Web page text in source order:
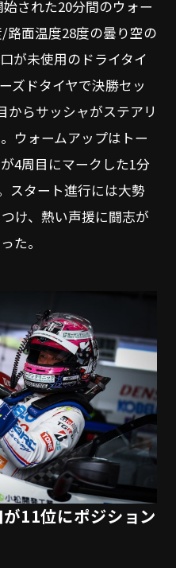
された20分間のウォー
路面温度28度の曇り空の
が未使用のドライタイ
ズドタイヤで決勝セッ
からサッシャがステアリ
ウォームアップはトー
4周目にマークした1分
スタート進行には大勢
け、熱い声援に闘志が
た。
11位にポジション